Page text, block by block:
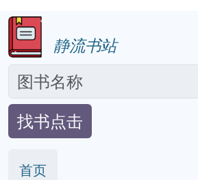
静流书站
找书点击
首页